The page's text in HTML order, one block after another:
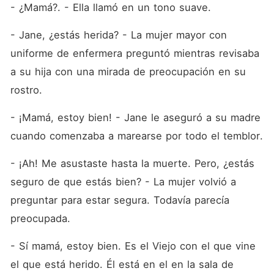
- ¿Mamá?. - Ella llamó en un tono suave.
- Jane, ¿estás herida? - La mujer mayor con
uniforme de enfermera preguntó mientras revisaba
a su hija con una mirada de preocupación en su
rostro.
- ¡Mamá, estoy bien! - Jane le aseguró a su madre
cuando comenzaba a marearse por todo el temblor.
- ¡Ah! Me asustaste hasta la muerte. Pero, ¿estás
seguro de que estás bien? - La mujer volvió a
preguntar para estar segura. Todavía parecía
preocupada.
- Sí mamá, estoy bien. Es el Viejo con el que vine
el que está herido. Él está en el en la sala de